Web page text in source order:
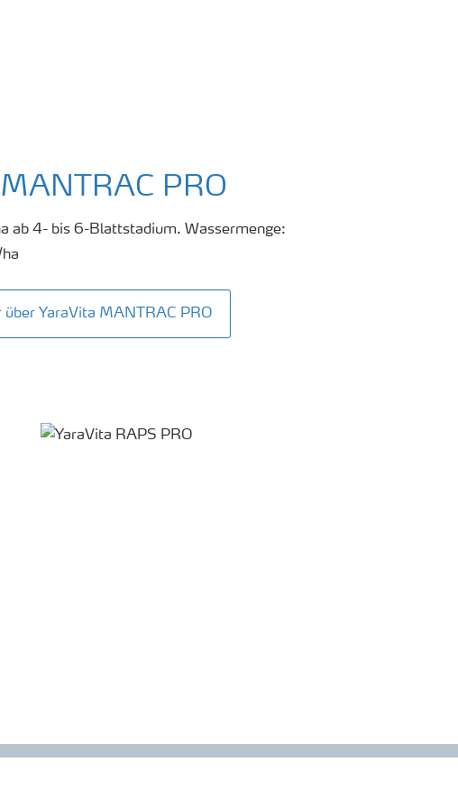
PRO
ab 4- bis 6-Blattstadium. Wassermenge:
über YaraVita MANTRAC PRO